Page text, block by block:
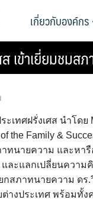
เกี่ยวกับองค์กร
เข้าเยี่ยมชมส
ศฝรั่งเศส นำโดย
the Family &
าทนายความ และห
และแลกเปลี่ยนควา
สภาทนายความ ดร
างประเทศ พร้อมทั้